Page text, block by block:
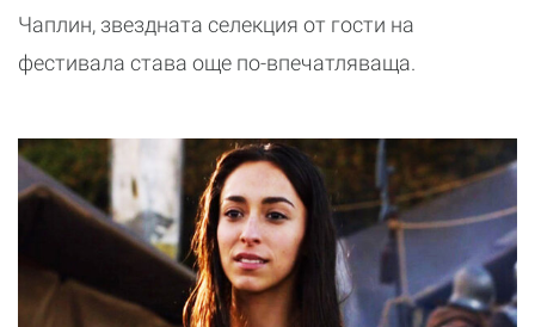
Чаплин, звездната селекция от гости на
фестивала става още по-впечатляваща.